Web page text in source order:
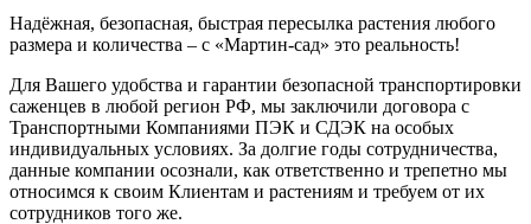
Надёжная, безопасная, быстрая пересылка растения любого
размера и количества – с «Мартин-сад» это реальность!
Для Вашего удобства и гарантии безопасной транспортировки
саженцев в любой регион РФ, мы заключили договора с
Транспортными Компаниями ПЭК и СДЭК на особых
индивидуальных условиях. За долгие годы сотрудничества,
данные компании осознали, как ответственно и трепетно мы
относимся к своим Клиентам и растениям и требуем от их
сотрудников того же.